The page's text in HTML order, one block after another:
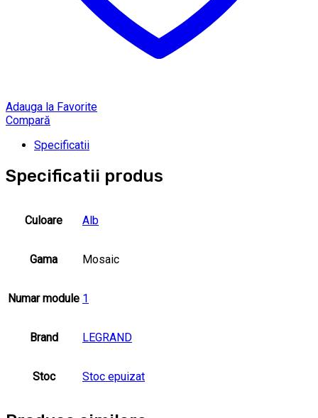
Adauga la Favorite
Compară
Specificatii
Specificatii produs
Culoare Alb
Gama Mosaic
Numar module 1
Brand LEGRAND
Stoc Stoc epuizat